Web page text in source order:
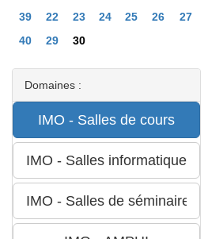
39
22 23 24 25 26
27
40
29 30
Domaines :